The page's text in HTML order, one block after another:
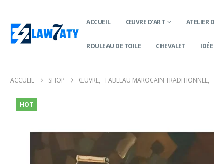
ACCUEIL ŒUVRE D’ART ATELIER
ROULEAU DE TOILE CHEVALET
ACCUEIL SHOP ŒUVRE, TABLEAU MAROCAIN TRADITIONNEL,
HOT